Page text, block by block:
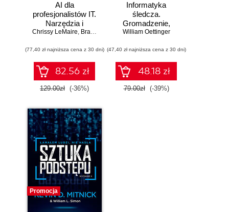
AI dla
profesjonalistów IT.
Narzędzia i
techniki
produktywność
Chrissy LeMaire, Brandon Abshire
(77,40 zł najniższa cena z 30 dni)
82.56 zł
129.00zł (-36%)
Informatyka
śledcza.
Gromadzenie,
analiza i
dowodów
elektronicznych dla
początkujących.
Wydanie II
William Oettinger
(47,40 zł najniższa cena z 30 dni)
48.18 zł
79.00zł (-39%)
Promocja